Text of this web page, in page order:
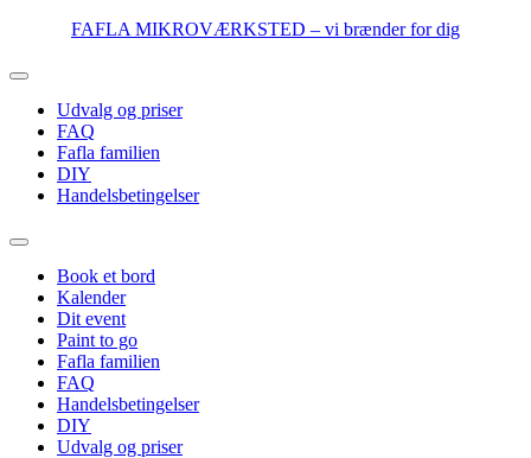
indhold
FAFLA MIKROVÆRKSTED – vi brænder for dig
Udvalg og priser
FAQ
Fafla familien
DIY
Handelsbetingelser
Book et bord
Kalender
Dit event
Paint to go
Fafla familien
FAQ
Handelsbetingelser
DIY
Udvalg og priser